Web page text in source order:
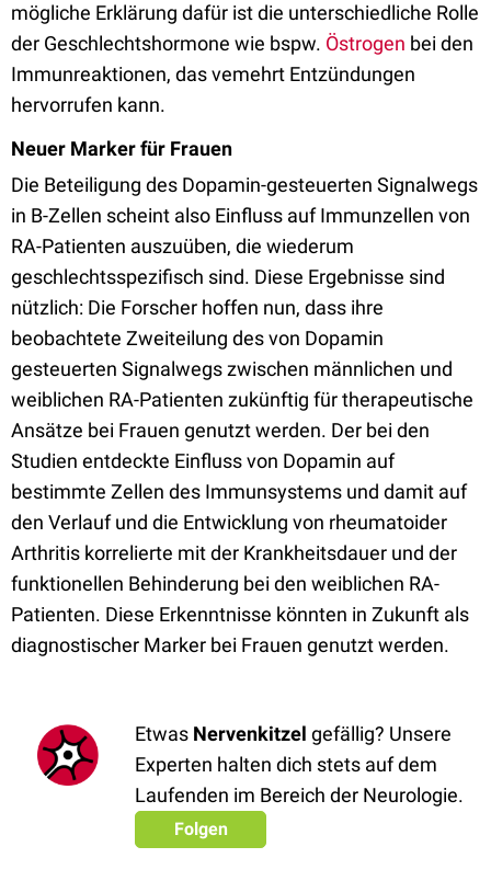
mögliche Erklärung dafür ist die unterschiedliche Rolle
der Geschlechtshormone wie bspw. Östrogen bei den
Immunreaktionen, das vemehrt Entzündungen
hervorrufen kann.
Neuer Marker für Frauen
Die Beteiligung des Dopamin-gesteuerten Signalwegs
in B-Zellen scheint also Einfluss auf Immunzellen von
RA-Patienten auszuüben, die wiederum
geschlechtsspezifisch sind. Diese Ergebnisse sind
nützlich: Die Forscher hoffen nun, dass ihre
beobachtete Zweiteilung des von Dopamin
gesteuerten Signalwegs zwischen männlichen und
weiblichen RA-Patienten zukünftig für therapeutische
Ansätze bei Frauen genutzt werden. Der bei den
Studien entdeckte Einfluss von Dopamin auf
bestimmte Zellen des Immunsystems und damit auf
den Verlauf und die Entwicklung von rheumatoider
Arthritis korrelierte mit der Krankheitsdauer und der
funktionellen Behinderung bei den weiblichen RA-
Patienten. Diese Erkenntnisse könnten in Zukunft als
diagnostischer Marker bei Frauen genutzt werden.
Etwas Nervenkitzel gefällig? Unsere
Experten halten dich stets auf dem
Laufenden im Bereich der Neurologie.
Folgen